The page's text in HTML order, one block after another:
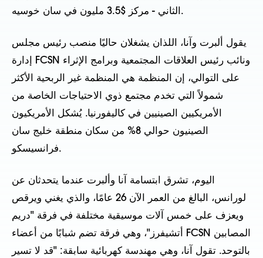
الثاني - مركز $3.5 مليون في سان خوسيه.
يقول ألبرت وآنا، اللذان يشغلان حاليًا منصب رئيس مجلس
إدارة FCSN ونائب رئيس العلاقات المجتمعية وبرامج الإثراء
على التوالي، إن المنظمة هي المنظمة غير الربحية الأكثر
شمولاً التي تخدم مجتمع ذوي الاحتياجات الخاصة من
الأمريكيين الصينيين في كاليفورنيا. يُشكل الأمريكيون
الصينيون حوالي 8% من سكان منطقة خليج سان
فرانسيسكو.
اليوم، تشرق ابتسامة آنا وألبرت عندما يتحدثان عن
لورانس، البالغ من العمر الآن 26 عامًا، والذي يغني ويرقص
ويعزف على خمس آلات موسيقية مختلفة في فرقة "دريم
أتشيفرز"، وهي فرقة تضم شبابًا من أعضاء FCSN المصابين
بالتوحد. تقول آنا، وهي مهندسة كهربائية سابقة: "قد لا تسير